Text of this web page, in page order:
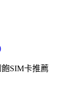
SIM卡推薦